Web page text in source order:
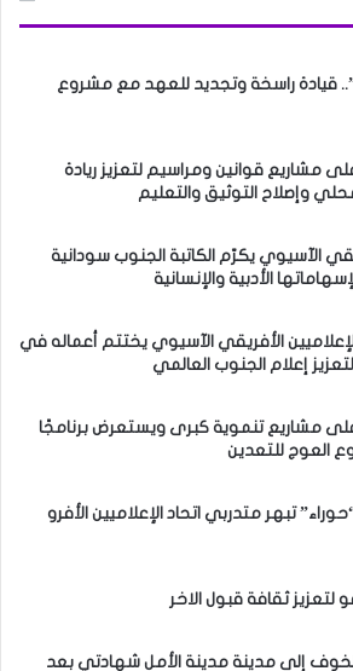
قيادة راسخة وتجديد للعهد مع مشروع
مشاريع قوانين ومراسيم لتعزيز ريادة
وإصلاح التوثيق والتعليم
الآسيوي يكرّم الكاتبة الجنوب سودانية
الأدبية والإنسانية
الإعلاميين الأفريقي الآسيوي يختتم أعماله في
إعلام الجنوب العالمي
مشاريع تنموية كبرى ويستعرض برنامجًا
العوج للتعدين
تبهر متدربي اتحاد الإعلاميين الأفرو
ثقافة قبول الاخر
إلى مدينة مدينة الأمل شهادتي بعد